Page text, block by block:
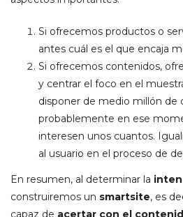
Si ofrecemos productos o
antes cuál es el que encaja
Si ofrecemos contenidos,
y centrar el foco en el
disponer de medio millón de
probablemente en ese
interesen unos cuantos.
al usuario en el proceso de
En resumen, al determinar la
construiremos un smartsite, es
capaz de acertar con el